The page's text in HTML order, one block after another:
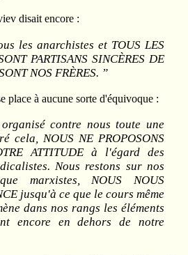
disait encore :
les anarchistes et TOUS LES
PARTISANS SINCÈRES DE
NOS FRÈRES. ”
place à aucune sorte d'équivoque :
contre nous toute une
cela, NOUS NE PROPOSONS
ATTITUDE à l'égard des
Nous restons sur nos
marxistes, NOUS NOUS
jusqu'à ce que le cours même
dans nos rangs les éléments
encore en dehors de notre